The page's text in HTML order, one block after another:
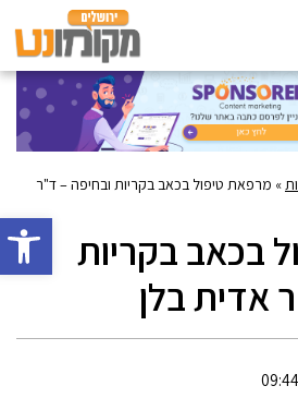
פתח
» מרפאת טיפול בכאב בקריות ובחיפה – ד"ר
בכאב בקריות
אדית בלן